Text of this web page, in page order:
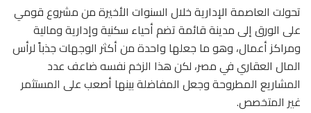
تحولت العاصمة الإدارية خلال السنوات الأخيرة من مشروع قومي
على الورق إلى مدينة قائمة تضم أحياء سكنية وإدارية ومالية
ومراكز أعمال، وهو ما جعلها واحدة من أكثر الوجهات جذباً لرأس
المال العقاري في مصر، لكن هذا الزخم نفسه ضاعف عدد
المشاريع المطروحة وجعل المفاضلة بينها أصعب على المستثمر
غير المتخصص.